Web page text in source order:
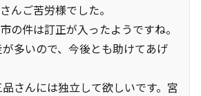
んご苦労様でした。
の件は訂正が入ったようですね。
多いので、今後とも助けてあげ
さんには独立して欲しいです。宮